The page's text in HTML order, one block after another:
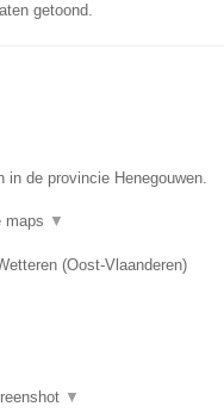
getoond.
in de provincie Henegouwen.
maps ▼
(Oost-Vlaanderen)
▼